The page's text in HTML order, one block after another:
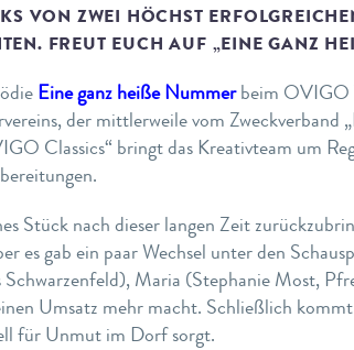
VON ZWEI HÖCHST
FREUT EUCH AUF „EINE GANZ
Eine ganz heiße Nummerbeim OVIGO
der mittlerweile vom
Classics“ bringt das Kreativteam um
Stück nach dieser langen Zeit
es gab ein paar Wechsel unter den
Maria (Stephanie Most,
Umsatz mehr macht. Schließlich
für Unmut im Dorf sorgt.